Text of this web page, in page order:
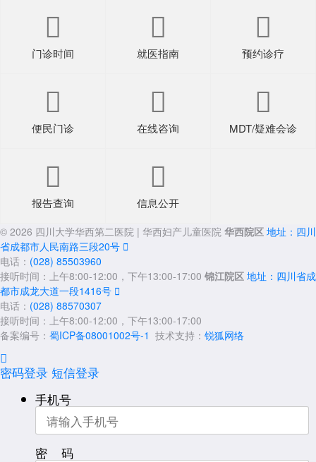

门诊时间

就医指南

预约诊疗

便民门诊

在线咨询

MDT/疑难会诊

报告查询

信息公开
© 2026 四川大学华西第二医院 | 华西妇产儿童医院 华西院区 地址：四川
省成都市人民南路三段20号 
电话： (028) 85503960
接听时间：上午8:00-12:00，下午13:00-17:00 锦江院区 地址：四川省成
都市成龙大道一段1416号 
电话： (028) 88570307
接听时间：上午8:00-12:00，下午13:00-17:00
备案编号： 蜀ICP备08001002号-1 技术支持： 锐狐网络

密码登录 短信登录
手机号
密 码